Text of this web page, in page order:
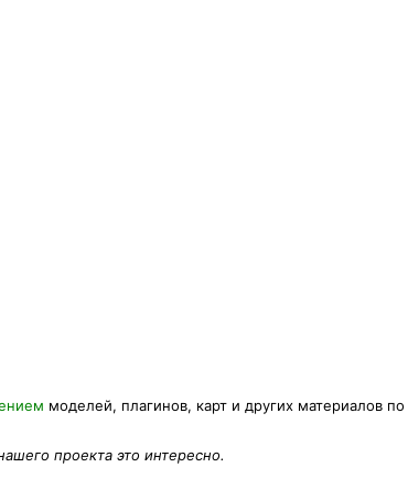
моделей, плагинов, карт и других материалов по
проекта это интересно.